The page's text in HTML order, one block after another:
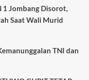
1 Jombang Disorot,
Saat Wali Murid
TNI dan